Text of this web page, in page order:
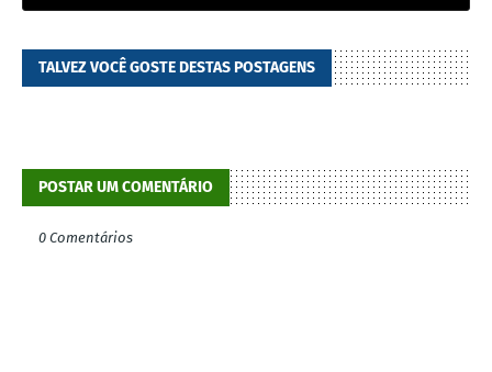
TALVEZ VOCÊ GOSTE DESTAS POSTAGENS
POSTAR UM COMENTÁRIO
0 Comentários